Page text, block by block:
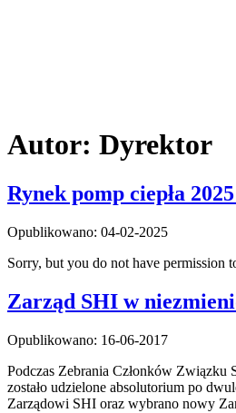
Autor: Dyrektor
Rynek pomp ciepła
Opublikowano: 04-02-2025
Sorry, but you do not have permission
Zarząd SHI w
Opublikowano: 16-06-2017
Podczas Zebrania Członków
zostało udzielone absolutorium po
Zarządowi SHI oraz wybrano nowy